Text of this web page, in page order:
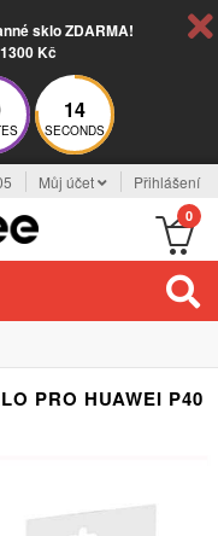
sklo ZDARMA!
Kč
14
SECONDS
Můj účet Přihlášení
0
PRO HUAWEI P40